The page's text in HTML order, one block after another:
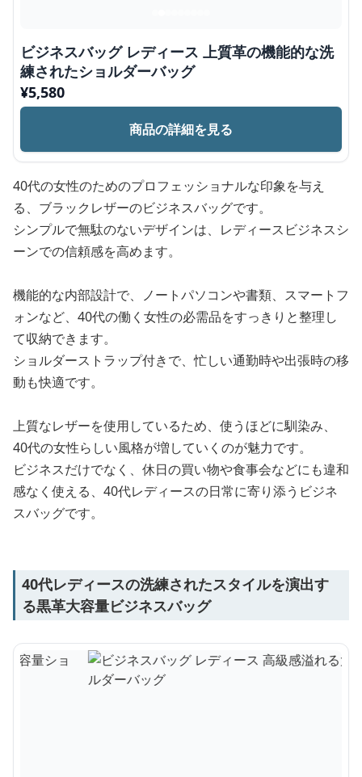
ビジネスバッグ レディース 上質革の機能的な洗
練されたショルダーバッグ
¥5,580
商品の詳細を見る
40代の女性のためのプロフェッショナルな印象を与え
る、ブラックレザーのビジネスバッグです。
シンプルで無駄のないデザインは、レディースビジネスシ
ーンでの信頼感を高めます。
機能的な内部設計で、ノートパソコンや書類、スマートフ
ォンなど、40代の働く女性の必需品をすっきりと整理し
て収納できます。
ショルダーストラップ付きで、忙しい通勤時や出張時の移
動も快適です。
上質なレザーを使用しているため、使うほどに馴染み、
40代の女性らしい風格が増していくのが魅力です。
ビジネスだけでなく、休日の買い物や食事会などにも違和
感なく使える、40代レディースの日常に寄り添うビジネ
スバッグです。
40代レディースの洗練されたスタイルを演出す
る黒革大容量ビジネスバッグ